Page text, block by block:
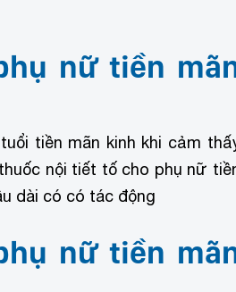
nữ tiền
tiền mãn kinh khi cảm
nội tiết tố cho phụ nữ
dài có có tác động
nữ tiền